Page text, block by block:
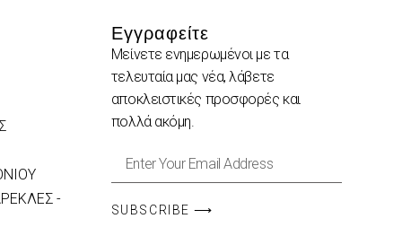
-
Εγγραφείτε
Μείνετε ενημερωμένοι με τα
τελευταία μας νέα, λάβετε
αποκλειστικές προσφορές και
πολλά ακόμη.
SUBSCRIBE ⟶